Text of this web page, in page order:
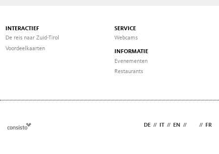
INTERACTIEF
De reis naar Zuid-Tirol
Voordeelkaarten
SERVICE
Webcams
INFORMATIE
Evenementen
Restaurants
DE // IT // EN // // FR